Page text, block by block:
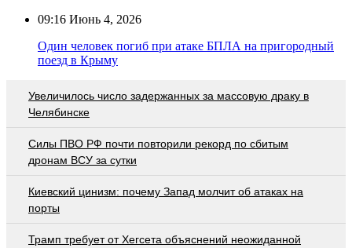
09:16 Июнь 4, 2026
Один человек погиб при атаке БПЛА на пригородный
поезд в Крыму
Увеличилось число задержанных за массовую драку в
Челябинске
Cилы ПВО РФ почти повторили рекорд по сбитым
дронам ВСУ за сутки
Киевский цинизм: почему Запад молчит об атаках на
порты
Трамп требует от Хегсета объяснений неожиданной